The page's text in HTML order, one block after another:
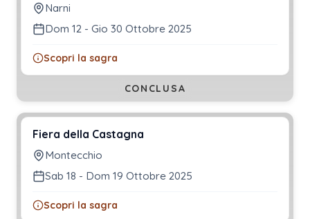
Narni
Dom 12 - Gio 30 Ottobre 2025
Scopri la sagra
CONCLUSA
Fiera della Castagna
Montecchio
Sab 18 - Dom 19 Ottobre 2025
Scopri la sagra